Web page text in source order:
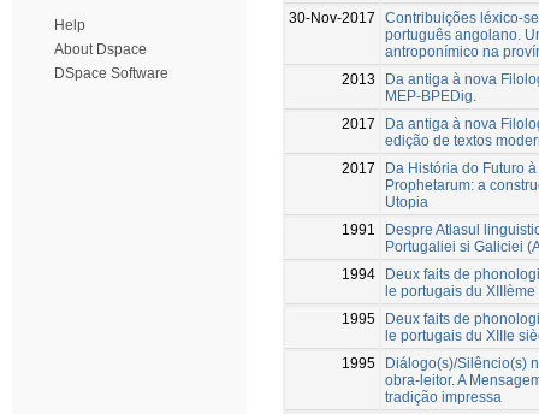
Help
About Dspace
DSpace Software
30-Nov-2017
Contribuições léxico-
português angolano.
antroponímico na
2013
Da antiga à nova
MEP-BPEDig.
2017
Da antiga à nova
edição de textos
2017
Da História do Futuro
Prophetarum: a
Utopia
1991
Despre Atlasul
Portugaliei si Galiciei
1994
Deux faits de
le portugais du
1995
Deux faits de
le portugais du XIIIe
1995
Diálogo(s)/Silêncio(s)
obra-leitor. A
tradição impressa